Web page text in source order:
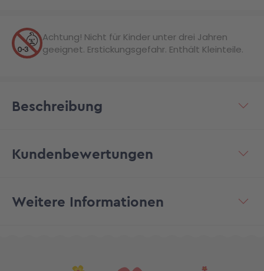
Achtung! Nicht für Kinder unter drei Jahren
geeignet. Erstickungsgefahr. Enthält Kleinteile.
Beschreibung
Kundenbewertungen
Weitere Informationen